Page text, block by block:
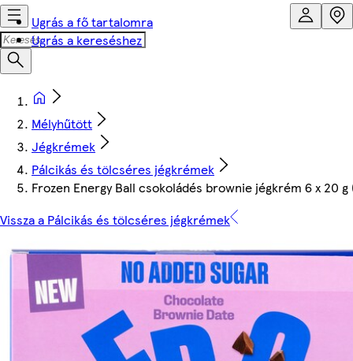
Ugrás a fő tartalomra
Ugrás a kereséshez
Mélyhűtött
Jégkrémek
Pálcikás és tölcséres jégkrémek
Frozen Energy Ball csokoládés brownie jégkrém 6 x 20 g
Vissza a Pálcikás és tölcséres jégkrémek